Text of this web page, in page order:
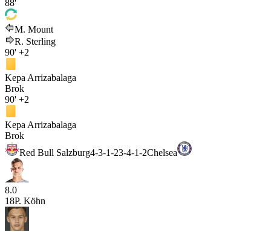
88'
M. Mount
R. Sterling
90' +2
Kepa Arrizabalaga
Brok
90' +2
Kepa Arrizabalaga
Brok
Red Bull Salzburg4-3-1-23-4-1-2Chelsea
8.0
18P. Köhn